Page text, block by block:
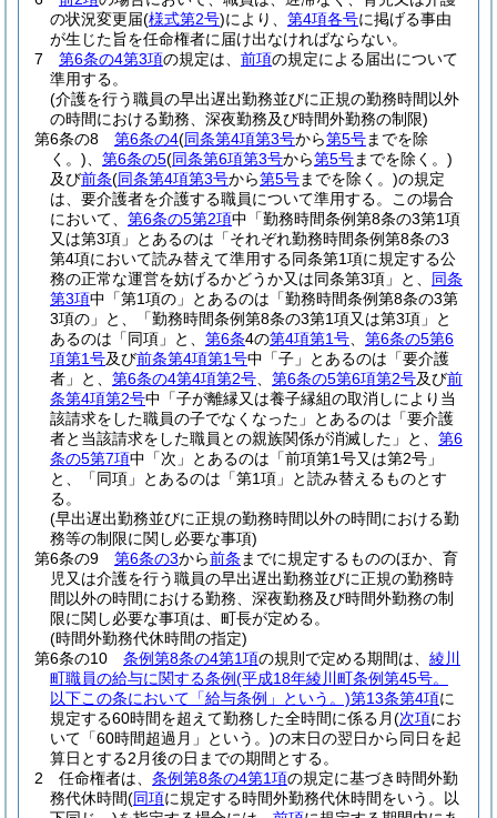
の状況変更届(様式第2号)により、 第4項各号に掲げる事由
が生じた旨を任命権者に届け出なければならない。
7
第6条の4第3項の規定は、 前項の規定による届出について
準用する。
(介護を行う職員の早出遅出勤務並びに正規の勤務時間以外
の時間における勤務、深夜勤務及び時間外勤務の制限)
第6条の8
第6条の4(同条第4項第3号から第5号までを除
く。)
第6条の5(同条第6項第3号から第5号までを除く。)
及び前条(同条第4項第3号から第5号までを除く。)の規定
は、要介護者を介護する職員について準用する。
この場合
において、 第6条の5第2項中「勤務時間条例第8条の3第1項
又は第3項」とあるのは「それぞれ勤務時間条例第8条の3
第4項において読み替えて準用する同条第1項に規定する公
務の正常な運営を妨げるかどうか又は同条第3項」と、 同条
第3項中「第1項の」とあるのは「勤務時間条例第8条の3第
3項の」と、「勤務時間条例第8条の3第1項又は第3項」と
あるのは「同項」と、 第6条4の第4項第1号
第6条の5第6
項第1号及び前条第4項第1号中「子」とあるのは「要介護
者」と、 第6条の4第4項第2号 第6条の5第6項第2号及び前
条第4項第2号中「子が離縁又は養子縁組の取消しにより当
該請求をした職員の子でなくなった」とあるのは「要介護
者と当該請求をした職員との親族関係が消滅した」と、 第6
条の5第7項中「次」とあるのは「前項第1号又は第2号」
と、「同項」とあるのは「第1項」と読み替えるものとす
る。
(早出遅出勤務並びに正規の勤務時間以外の時間における勤
務等の制限に関し必要な事項)
第6条の9
第6条の3から前条 までに規定するもののほか、育
児又は介護を行う職員の早出遅出勤務並びに正規の勤務時
間以外の時間における勤務、深夜勤務及び時間外勤務の制
限に関し必要な事項は、町長が定める。
(時間外勤務代休時間の指定)
第6条の10
条例第8条の4第1項の規則で定める期間は、 綾川
町職員の給与に関する条例(平成18年綾川町条例第45号。
以下この条において「給与条例」という。)第13条第4項に
規定する60時間を超えて勤務した全時間に係る月(次項にお
いて「60時間超過月」という。)の末日の翌日から同日を起
算日とする2月後の日までの期間とする。
2
任命権者は、 条例第8条の4第1項の規定に基づき時間外勤
務代休時間(同項に規定する時間外勤務代休時間をいう。以